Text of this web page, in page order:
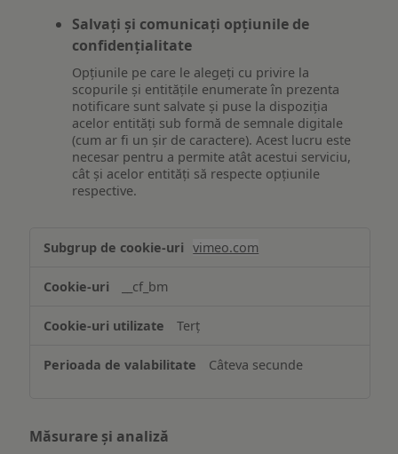
Salvați și comunicați opțiunile de
confidențialitate
Opțiunile pe care le alegeți cu privire la
scopurile și entitățile enumerate în prezenta
notificare sunt salvate și puse la dispoziția
acelor entități sub formă de semnale digitale
(cum ar fi un șir de caractere). Acest lucru este
necesar pentru a permite atât acestui serviciu,
cât și acelor entități să respecte opțiunile
respective.
Asigurarea
funcționalităților
website-
ului
vimeo.com
__cf_bm
Terț
Câteva secunde
Măsurare și analiză